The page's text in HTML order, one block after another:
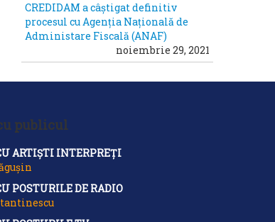
CREDIDAM a câștigat definitiv
procesul cu Agenția Națională de
Administare Fiscală (ANAF)
noiembrie 29, 2021
publicul
ARTIȘTI INTERPREȚI
POSTURILE DE RADIO